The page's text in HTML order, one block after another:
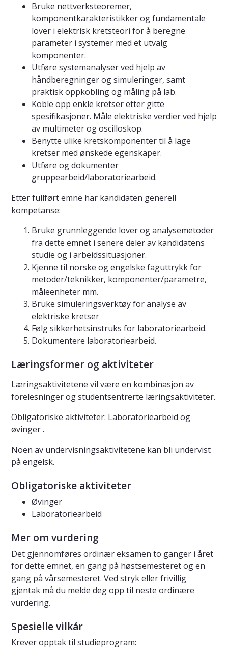
Bruke nettverksteoremer,
komponentkarakteristikker og fundamentale
lover i elektrisk kretsteori for å beregne
parameter i systemer med et utvalg
komponenter.
Utføre systemanalyser ved hjelp av
håndberegninger og simuleringer, samt
praktisk oppkobling og måling på lab.
Koble opp enkle kretser etter gitte
spesifikasjoner. Måle elektriske verdier ved hjelp
av multimeter og oscilloskop.
Benytte ulike kretskomponenter til å lage
kretser med ønskede egenskaper.
Utføre og dokumenter
gruppearbeid/laboratoriearbeid.
Etter fullført emne har kandidaten generell
kompetanse:
Bruke grunnleggende lover og analysemetoder
fra dette emnet i senere deler av kandidatens
studie og i arbeidssituasjoner.
Kjenne til norske og engelske faguttrykk for
metoder/teknikker, komponenter/parametre,
måleenheter mm.
Bruke simuleringsverktøy for analyse av
elektriske kretser
Følg sikkerhetsinstruks for laboratoriearbeid.
Dokumentere laboratoriearbeid.
Læringsformer og aktiviteter
Læringsaktivitetene vil være en kombinasjon av
forelesninger og studentsentrerte læringsaktiviteter.
Obligatoriske aktiviteter: Laboratoriearbeid og
øvinger .
Noen av undervisningsaktivitetene kan bli undervist
på engelsk.
Obligatoriske aktiviteter
Øvinger
Laboratoriearbeid
Mer om vurdering
Det gjennomføres ordinær eksamen to ganger i året
for dette emnet, en gang på høstsemesteret og en
gang på vårsemesteret. Ved stryk eller frivillig
gjentak må du melde deg opp til neste ordinære
vurdering.
Spesielle vilkår
Krever opptak til studieprogram: